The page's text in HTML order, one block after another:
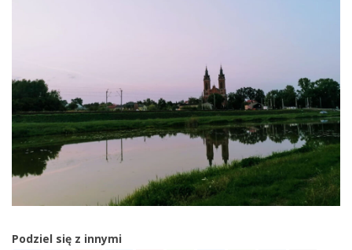
Podziel się z innymi